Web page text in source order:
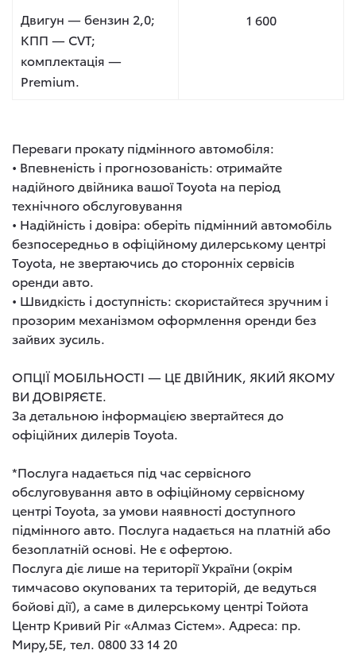
Двигун — бензин 2,0;
КПП — CVT;
комплектація —
Premium.
1 600
Переваги прокату підмінного автомобіля:
• Впевненість і прогнозованість: отримайте
надійного двійника вашої Toyota на період
технічного обслуговування
• Надійність і довіра: оберіть підмінний автомобіль
безпосередньо в офіційному дилерському центрі
Toyota, не звертаючись до сторонніх сервісів
оренди авто.
• Швидкість і доступність: скористайтеся зручним і
прозорим механізмом оформлення оренди без
зайвих зусиль.
ОПЦІЇ МОБІЛЬНОСТІ — ЦЕ ДВІЙНИК, ЯКИЙ ЯКОМУ
ВИ ДОВІРЯЄТЕ.
За детальною інформацією звертайтеся до
офіційних дилерів Toyota.
*Послуга надається під час сервісного
обслуговування авто в офіційному сервісному
центрі Toyota, за умови наявності доступного
підмінного авто. Послуга надається на платній або
безоплатній основі. Не є офертою.
Послуга діє лише на території України (окрім
тимчасово окупованих та територій, де ведуться
бойові дії), а саме в дилерському центрі Тойота
Центр Кривий Ріг «Алмаз Сістем». Адреса: пр.
Миру,5Е, тел. 0800 33 14 20